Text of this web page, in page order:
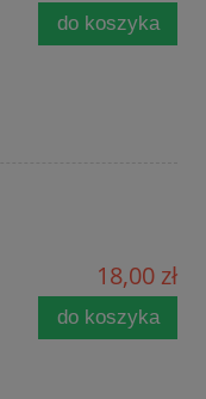
do koszyka
18,00 zł
do koszyka